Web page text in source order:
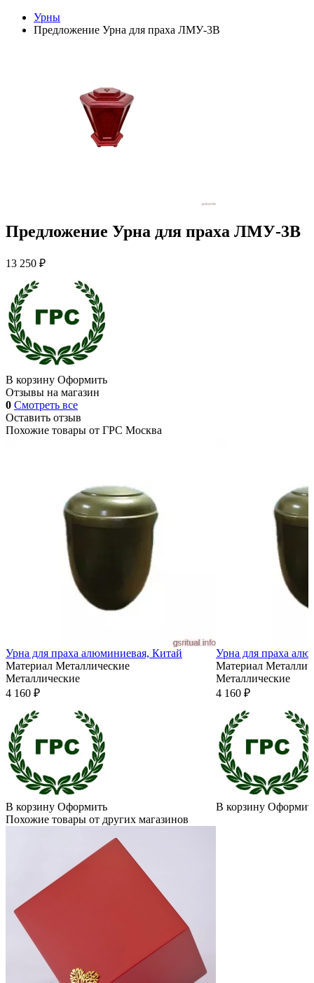
Урны
Предложение Урна для праха ЛМУ-3В
Предложение Урна для праха ЛМУ-3В
13 250 ₽
В корзину Оформить
Отзывы на магазин
0 Смотреть все
Оставить отзыв
Похожие товары от ГРС Москва
Урна для праха алюминиевая, Китай
Материал Металлические
Металлические
4 160 ₽
В корзину Оформить
Урна для праха
Материал
Металлические
4 160 ₽
В корзину
Похожие товары от других магазинов